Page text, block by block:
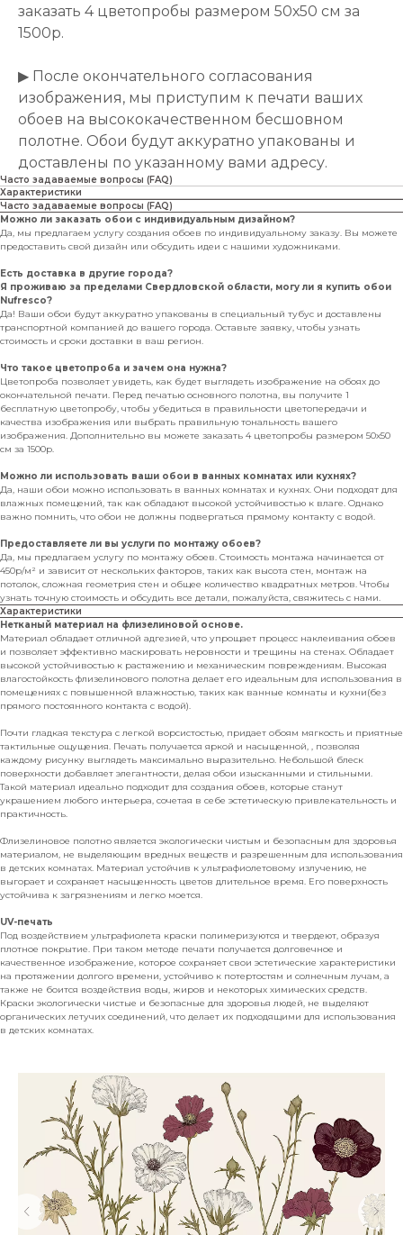
заказать 4 цветопробы размером 50х50 см за
1500р.
▶ После окончательного согласования
изображения, мы приступим к печати ваших
обоев на высококачественном бесшовном
полотне. Обои будут аккуратно упакованы и
доставлены по указанному вами адресу.
Часто задаваемые вопросы (FAQ)
Характеристики
Часто задаваемые вопросы (FAQ)
Можно ли заказать обои с индивидуальным дизайном?
Да, мы предлагаем услугу создания обоев по индивидуальному заказу. Вы можете
предоставить свой дизайн или обсудить идеи с нашими художниками.
Есть доставка в другие города?
Я проживаю за пределами Свердловской области, могу ли я купить обои
Nufresco?
Да! Ваши обои будут аккуратно упакованы в специальный тубус и доставлены
транспортной компанией до вашего города. Оставьте заявку, чтобы узнать
стоимость и сроки доставки в ваш регион.
Что такое цветопроба и зачем она нужна?
Цветопроба позволяет увидеть, как будет выглядеть изображение на обоях до
окончательной печати. Перед печатью основного полотна, вы получите 1
бесплатную цветопробу, чтобы убедиться в правильности цветопередачи и
качества изображения или выбрать правильную тональность вашего
изображения. Дополнительно вы можете заказать 4 цветопробы размером 50х50
см за 1500р.
Можно ли использовать ваши обои в ванных комнатах или кухнях?
Да, наши обои можно использовать в ванных комнатах и кухнях. Они подходят для
влажных помещений, так как обладают высокой устойчивостью к влаге. Однако
важно помнить, что обои не должны подвергаться прямому контакту с водой.
Предоставляете ли вы услуги по монтажу обоев?
Да, мы предлагаем услугу по монтажу обоев. Стоимость монтажа начинается от
450р/м² и зависит от нескольких факторов, таких как высота стен, монтаж на
потолок, сложная геометрия стен и общее количество квадратных метров. Чтобы
узнать точную стоимость и обсудить все детали, пожалуйста, свяжитесь с нами.
Характеристики
Нетканый материал на флизелиновой основе.
Материал обладает отличной адгезией, что упрощает процесс наклеивания обоев
и позволяет эффективно маскировать неровности и трещины на стенах. Обладает
высокой устойчивостью к растяжению и механическим повреждениям. Высокая
влагостойкость флизелинового полотна делает его идеальным для использования в
помещениях с повышенной влажностью, таких как ванные комнаты и кухни(без
прямого постоянного контакта с водой).
Почти гладкая текстура с легкой ворсистостью, придает обоям мягкость и приятные
тактильные ощущения. Печать получается яркой и насыщенной, , позволяя
каждому рисунку выглядеть максимально выразительно. Небольшой блеск
поверхности добавляет элегантности, делая обои изысканными и стильными.
Такой материал идеально подходит для создания обоев, которые станут
украшением любого интерьера, сочетая в себе эстетическую привлекательность и
практичность.
Флизелиновое полотно является экологически чистым и безопасным для здоровья
материалом, не выделяющим вредных веществ и разрешенным для использования
в детских комнатах. Материал устойчив к ультрафиолетовому излучению, не
выгорает и сохраняет насыщенность цветов длительное время. Его поверхность
устойчива к загрязнениям и легко моется.
UV-печать
Под воздействием ультрафиолета краски полимеризуются и твердеют, образуя
плотное покрытие. При таком методе печати получается долговечное и
качественное изображение, которое сохраняет свои эстетические характеристики
на протяжении долгого времени, устойчиво к потертостям и солнечным лучам, а
также не боится воздействия воды, жиров и некоторых химических средств.
Краски экологически чистые и безопасные для здоровья людей, не выделяют
органических летучих соединений, что делает их подходящими для использования
в детских комнатах.